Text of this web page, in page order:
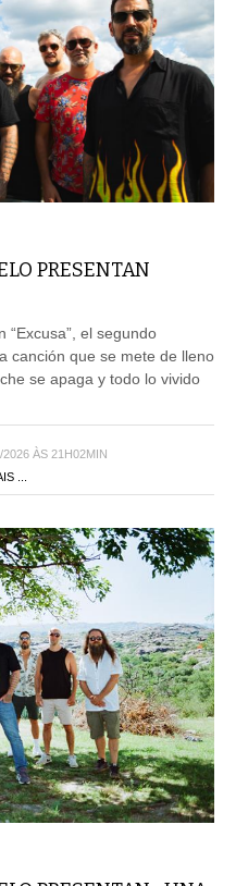
PRESENTAN
“Excusa”, el segundo
canción que se mete de lleno
se apaga y todo lo vivido
ÀS 21H02MIN
...